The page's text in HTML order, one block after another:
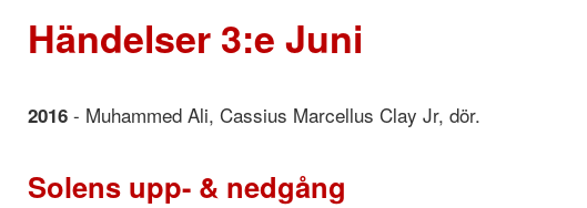
Händelser 3:e Juni
2016 - Muhammed Ali, Cassius Marcellus Clay Jr, dör.
Solens upp- & nedgång